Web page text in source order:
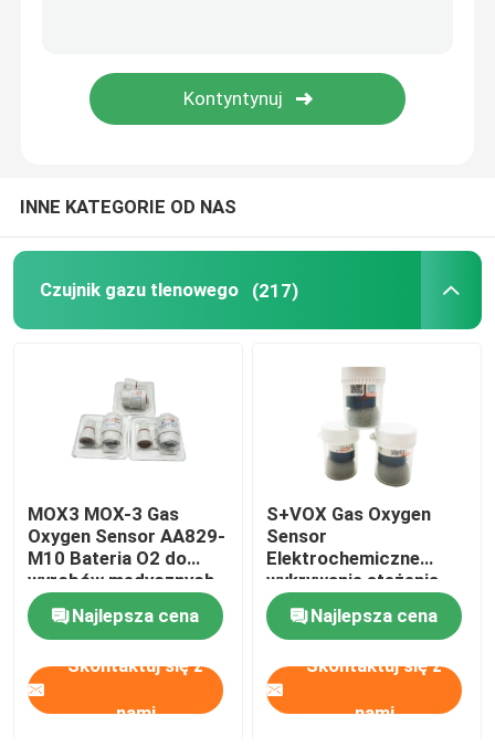
Czujnik prądu
Inne czujniki
Moduł czujnika gazu
INNE KATEGORIE OD NAS
Czujnik gazu tlenowego (217)
MOX3 MOX-3 Gas
Oxygen Sensor AA829-
M10 Bateria O2 do
wyrobów medycznych
Najlepsza cena
Skontaktuj się z
nami
S+VOX Gas Oxygen
Sensor
Elektrochemiczne
wykrywanie stężenia
Najlepsza cena
Skontaktuj się z
nami